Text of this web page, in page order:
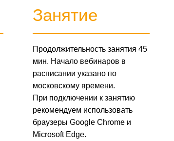
Занятие
Продолжительность занятия 45
мин. Начало вебинаров в
расписании указано по
московскому времени.
При подключении к занятию
рекомендуем использовать
браузеры Google Chrome и
Microsoft Edge.